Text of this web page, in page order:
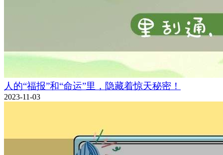
人的“福报”和“命运”里，隐藏着惊天秘密！
2023-11-03